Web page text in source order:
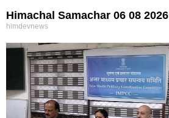
Himachal Samachar 06 08 2026
himdevnews